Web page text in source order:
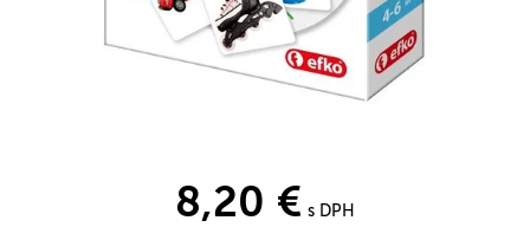
8,20 € s DPH